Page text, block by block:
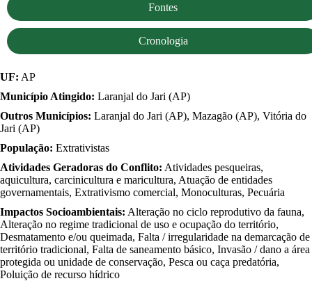
Fontes
Cronologia
UF: AP
Município Atingido: Laranjal do Jari (AP)
Outros Municípios: Laranjal do Jari (AP), Mazagão (AP), Vitória do
Jari (AP)
População: Extrativistas
Atividades Geradoras do Conflito: Atividades pesqueiras,
aquicultura, carcinicultura e maricultura, Atuação de entidades
governamentais, Extrativismo comercial, Monoculturas, Pecuária
Impactos Socioambientais: Alteração no ciclo reprodutivo da fauna,
Alteração no regime tradicional de uso e ocupação do território,
Desmatamento e/ou queimada, Falta / irregularidade na demarcação de
território tradicional, Falta de saneamento básico, Invasão / dano a área
protegida ou unidade de conservação, Pesca ou caça predatória,
Poluição de recurso hídrico